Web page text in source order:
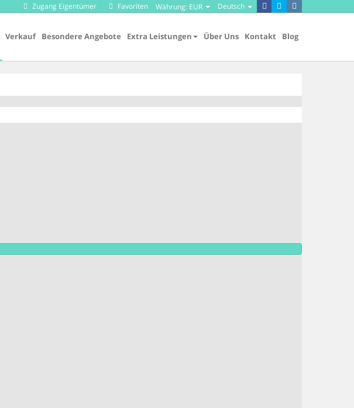
Deutsch
Währung: EUR
Favoriten
Zugang Eigentümer
Verkauf Besondere Angebote Extra Leistungen Über Uns Kontakt Blog